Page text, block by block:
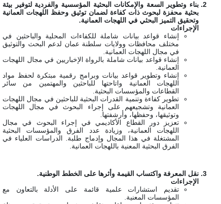
بناء وتطوير السعة والإمكانات البحثية المؤسسية والفردية لتوفير بيئة
بحثية محفزة لبحوث ذات كفاءة لضمان توثيق وحفظ اللهجات العمانية
وتحقيق التميز البحثي في اللهجات العمانية.
الإجراءات
إنشاء قواعد بيانات شاملة للكفاءات المحلية والباحثين في
مختلف محافظات وولايات سلطنة عمان لدعم البحث والتوثيق
في مجال اللهجات العمانية.
إنشاء قواعد بيانات شاملة بالرواة الإخباريين في مجال اللهجات
العمانية.
إنشاء وتطوير قواعد بيانات وبرامج رقمية مبتكرة لحفظ مواد
اللهجات العمانية واتاحتها للباحثين والمهتمين من سائر
القطاعات والمؤسسات البحثية.
تطوير كفاءة وتنمية القدرات البحثية للباحثين في مجال اللهجات
العمانية وتشجيعهم على إجراء البحوث في مجال اللهجات
وتوثيقها، وحفظها، وأرشفتها.
تعزيز دور القطاع الأكاديمي في إجراء البحوث في مجال
اللهجات العمانية، وزيادة عدد الفرق والمؤسسات البحثية
المشتغلة في هذا المجال وإدماج طلبة. الدراسات العلياء في
الفرق البحثية المعنية باللهجات العمانية.
نقل المعرفة واكتساب القيمة وأثرها على الخطط الوطنية.
الإجراءات
تقديم استشارات علمية قائمة على الأدلة بالتعاون مع
المؤسسات المعنية.